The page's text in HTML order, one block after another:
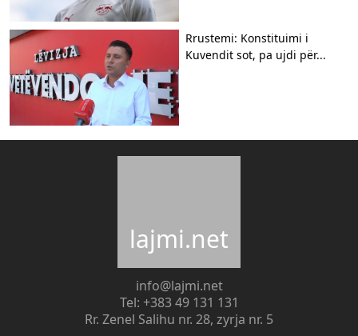
Rrustemi: Konstituimi i
Kuvendit sot, pa ujdi për...
lajmi.net
info@lajmi.net
Tel: +383 49 131 131
Rr. Zenel Salihu nr. 28, zyrja nr. 5